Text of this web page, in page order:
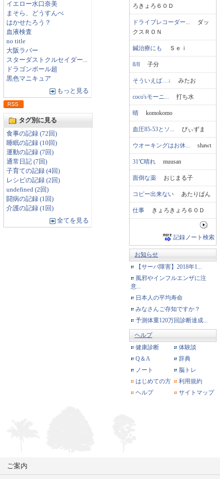
イエロー水口奈美
まそら、どうすんべ
はかせたろう？
血液検査
no title
大阪ラバー
スターダストクルセイダー...
ドラゴンボール超
黒色マニキュア
もっと見る
タグ別に見る
食事の記録 (72回)
睡眠の記録 (10回)
運動の記録 (7回)
通常日記 (7回)
子育ての記録 (4回)
レシピの記録 (2回)
undefined (2回)
闘病の記録 (1回)
介護の記録 (1回)
全てを見る
ろきょろ６０Ｄ
ドライブレコーダー...
ダッ
クスＲＯＮ
鍼治療にも Ｓｅｉ
8/8 子分
そういえば…↓ みたお
coco'sモーニ... 打ち水
晴 komokomo
血圧85-53とソ... ぴぃずま
ウオーキングはお休... shawt
31℃晴れ muusan
面倒な薬 おじまる子
コピー出来ない あたりばん
仕事 きょろきょろ６０Ｄ
記録ノート検索
お知らせ
【サーバ障害】2018年1...
風邪やインフルエンザに注
意...
日本人の平均寿命
みなさんご存知ですか？
予測体重120万回診断達成...
ヘルプ
健康診断
体験談
Q＆A
辞典
ノート
脳トレ
はじめての方
利用規約
ヘルプ
サイトマップ
ご案内